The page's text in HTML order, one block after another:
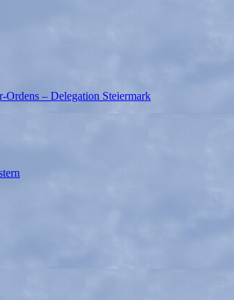
Ordens – Delegation Steiermark